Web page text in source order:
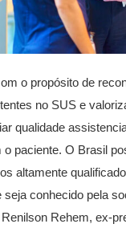
o propósito de
no SUS e
qualidade
paciente. O Brasil
altamente
seja conhecido pela
Rehem, ex-